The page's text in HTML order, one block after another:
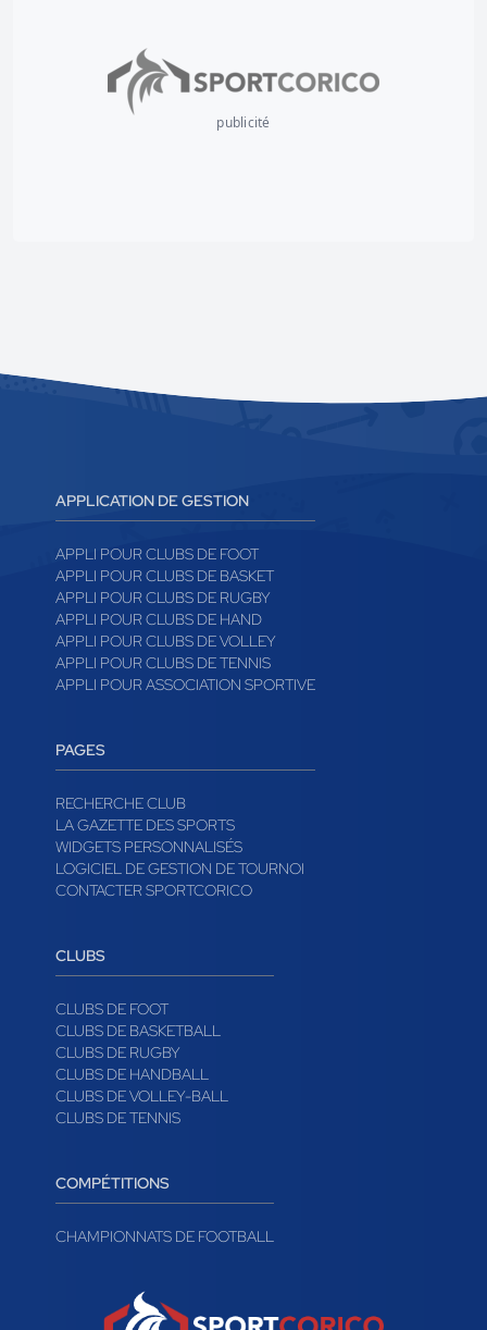
publicité
APPLICATION DE GESTION
APPLI POUR CLUBS DE FOOT
APPLI POUR CLUBS DE BASKET
APPLI POUR CLUBS DE RUGBY
APPLI POUR CLUBS DE HAND
APPLI POUR CLUBS DE VOLLEY
APPLI POUR CLUBS DE TENNIS
APPLI POUR ASSOCIATION SPORTIVE
PAGES
RECHERCHE CLUB
LA GAZETTE DES SPORTS
WIDGETS PERSONNALISÉS
LOGICIEL DE GESTION DE TOURNOI
CONTACTER SPORTCORICO
CLUBS
CLUBS DE FOOT
CLUBS DE BASKETBALL
CLUBS DE RUGBY
CLUBS DE HANDBALL
CLUBS DE VOLLEY-BALL
CLUBS DE TENNIS
COMPÉTITIONS
CHAMPIONNATS DE FOOTBALL